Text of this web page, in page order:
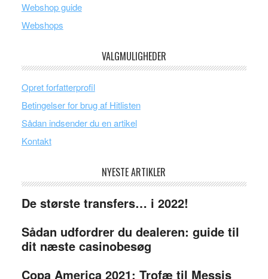
Webshop guide
Webshops
VALGMULIGHEDER
Opret forfatterprofil
Betingelser for brug af Hitlisten
Sådan indsender du en artikel
Kontakt
NYESTE ARTIKLER
De største transfers… i 2022!
Sådan udfordrer du dealeren: guide til
dit næste casinobesøg
Copa America 2021: Trofæ til Messis